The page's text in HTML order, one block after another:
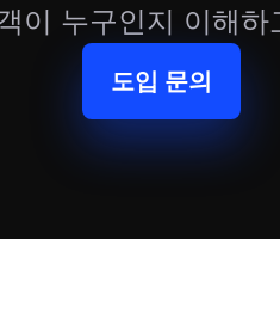
이 누구인지 이해
도입 문의